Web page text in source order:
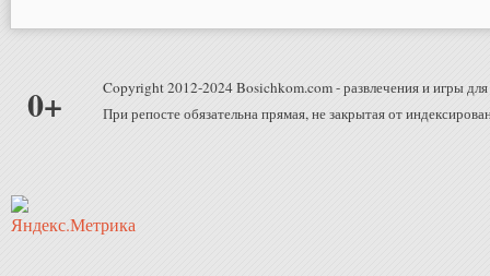
0+
Copyright 2012-2024 Bosichkom.com - развлечения и игры для
При репосте обязательна прямая, не закрытая от